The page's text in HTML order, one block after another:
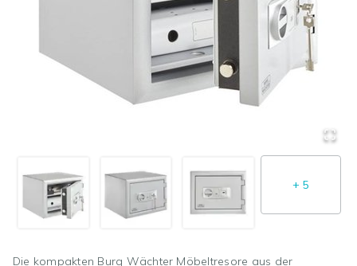
+ 5
Die kompakten Burg Wächter Möbeltresore aus der